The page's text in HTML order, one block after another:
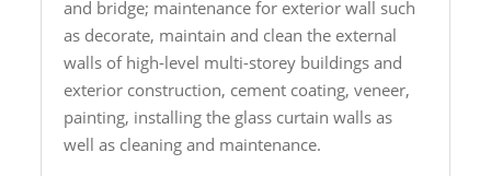
and bridge; maintenance for exterior wall such
as decorate, maintain and clean the external
walls of high-level multi-storey buildings and
exterior construction, cement coating, veneer,
painting, installing the glass curtain walls as
well as cleaning and maintenance.